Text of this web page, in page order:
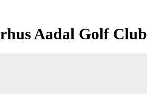
Aadal Golf Club